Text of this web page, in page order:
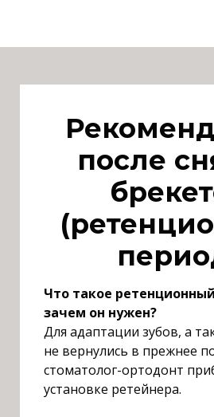
Р
после
Что такое
зачем он нужен?
Для адаптации зубов, а
не вернулись в прежнее
стоматолог-ортодонт
установке ретейнера.